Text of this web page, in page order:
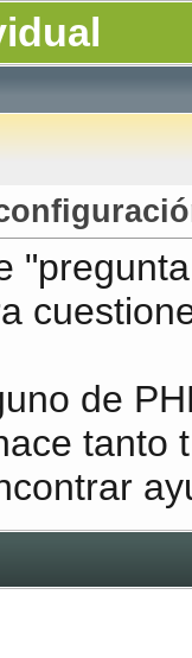
de
tanto